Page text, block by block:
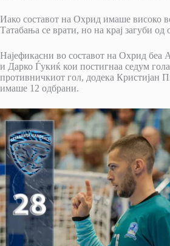
Иако составот на Охрид имаше високо
Татабања се врати, но на крај загуби од
Најефикасни во составот на Охрид беа
и Дарко Ѓукиќ кои постигнаа седум
противничкиот гол, додека Кристијан
имаше 12 одбрани.